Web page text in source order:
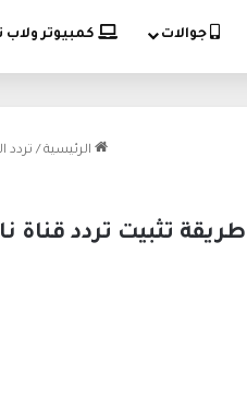
جوالات كمبيوتر ولاب
الرئيسية / تردد
طريقة تثبيت تردد